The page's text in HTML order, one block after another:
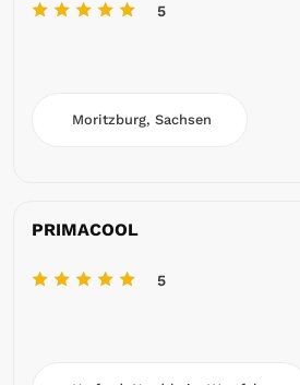
5
Moritzburg, Sachsen
PRIMACOOL
5